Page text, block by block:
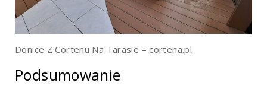
Donice Z Cortenu Na Tarasie – cortena.pl
Podsumowanie